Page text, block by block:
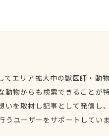
てエリア拡大中の獣医師・動
動物からも検索できることが
いを取材し記事として発信し
うユーザーをサポートしてい